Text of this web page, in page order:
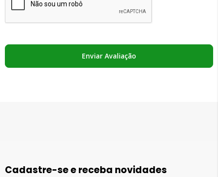
Enviar Avaliação
Cadastre-se e receba novidades